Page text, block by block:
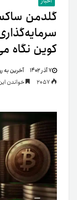
گلدمن
کوین نگاه
۷ آذر ۱۴۰۲ آخرین به
خواندن این مطلب 1